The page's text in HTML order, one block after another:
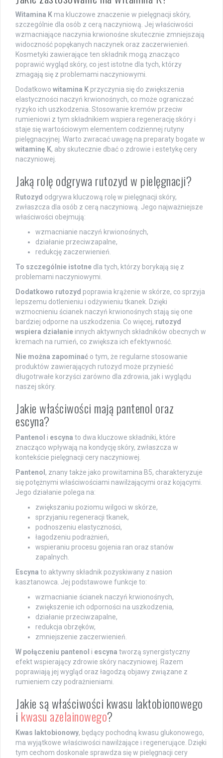
Witamina K ma kluczowe znaczenie w pielęgnacji skóry,
szczególnie dla osób z cerą naczyniową. Jej właściwości
wzmacniające naczynia krwionośne skutecznie zmniejszają
widoczność popękanych naczynek oraz zaczerwienień.
Kosmetyki zawierające ten składnik mogą znacząco
poprawić wygląd skóry, co jest istotne dla tych, którzy
zmagają się z problemami naczyniowymi.
Dodatkowo witamina K przyczynia się do zwiększenia
elastyczności naczyń krwionośnych, co może ograniczać
ryzyko ich uszkodzenia. Stosowanie kremów przeciw
rumieniowi z tym składnikiem wspiera regenerację skóry i
staje się wartościowym elementem codziennej rutyny
pielęgnacyjnej. Warto zwracać uwagę na preparaty bogate w
witaminę K, aby skutecznie dbać o zdrowie i estetykę cery
naczyniowej.
Jaką rolę odgrywa rutozyd w pielęgnacji?
Rutozyd odgrywa kluczową rolę w pielęgnacji skóry,
zwłaszcza dla osób z cerą naczyniową. Jego najważniejsze
właściwości obejmują:
wzmacnianie naczyń krwionośnych,
działanie przeciwzapalne,
redukcję zaczerwienień.
To szczególnie istotne dla tych, którzy borykają się z
problemami naczyniowymi.
Dodatkowo rutozyd poprawia krążenie w skórze, co sprzyja
lepszemu dotlenieniu i odżywieniu tkanek. Dzięki
wzmocnieniu ścianek naczyń krwionośnych stają się one
bardziej odporne na uszkodzenia. Co więcej, rutozyd
wspiera działanie innych aktywnych składników obecnych w
kremach na rumień, co zwiększa ich efektywność.
Nie można zapominać o tym, że regularne stosowanie
produktów zawierających rutozyd może przynieść
długotrwałe korzyści zarówno dla zdrowia, jak i wyglądu
naszej skóry.
Jakie właściwości mają pantenol oraz
escyna?
Pantenol i escyna to dwa kluczowe składniki, które
znacząco wpływają na kondycję skóry, zwłaszcza w
kontekście pielęgnacji cery naczyniowej.
Pantenol , znany także jako prowitamina B5, charakteryzuje
się potężnymi właściwościami nawilżającymi oraz kojącymi.
Jego działanie polega na:
zwiększaniu poziomu wilgoci w skórze,
sprzyjaniu regeneracji tkanek,
podnoszeniu elastyczności,
łagodzeniu podrażnień,
wspieraniu procesu gojenia ran oraz stanów
zapalnych.
Escyna to aktywny składnik pozyskiwany z nasion
kasztanowca. Jej podstawowe funkcje to:
wzmacnianie ścianek naczyń krwionośnych,
zwiększenie ich odporności na uszkodzenia,
działanie przeciwzapalne,
redukcja obrzęków,
zmniejszenie zaczerwienień.
W połączeniu pantenol i escyna tworzą synergistyczny
efekt wspierający zdrowie skóry naczyniowej. Razem
poprawiają jej wygląd oraz łagodzą objawy związane z
rumieniem czy podrażnieniami.
Jakie są właściwości kwasu laktobionowego
i kwasu azelainowego?
Kwas laktobionowy, będący pochodną kwasu glukonowego,
ma wyjątkowe właściwości nawilżające i regenerujące. Dzięki
tym cechom doskonale sprawdza się w pielęgnacji cery